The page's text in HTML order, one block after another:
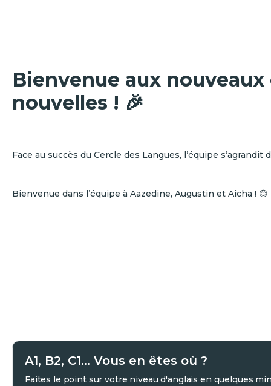
Bienvenue aux nouveaux
nouvelles ! 🎉
Face au succès du Cercle des Langues, l’équipe s’agrandit
Bienvenue dans l’équipe à Aazedine, Augustin et Aicha ! 😊
A1, B2, C1... Vous en êtes où ?
Faites le point sur votre niveau d'anglais en quelques